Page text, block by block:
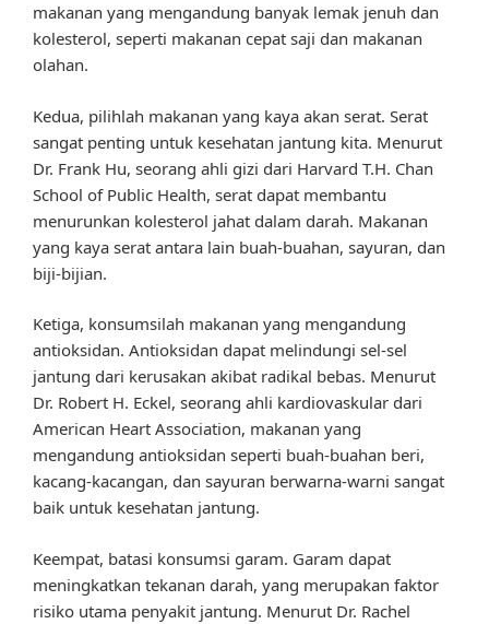
makanan yang mengandung banyak lemak jenuh dan
kolesterol, seperti makanan cepat saji dan makanan
olahan.
Kedua, pilihlah makanan yang kaya akan serat. Serat
sangat penting untuk kesehatan jantung kita. Menurut
Dr. Frank Hu, seorang ahli gizi dari Harvard T.H. Chan
School of Public Health, serat dapat membantu
menurunkan kolesterol jahat dalam darah. Makanan
yang kaya serat antara lain buah-buahan, sayuran, dan
biji-bijian.
Ketiga, konsumsilah makanan yang mengandung
antioksidan. Antioksidan dapat melindungi sel-sel
jantung dari kerusakan akibat radikal bebas. Menurut
Dr. Robert H. Eckel, seorang ahli kardiovaskular dari
American Heart Association, makanan yang
mengandung antioksidan seperti buah-buahan beri,
kacang-kacangan, dan sayuran berwarna-warni sangat
baik untuk kesehatan jantung.
Keempat, batasi konsumsi garam. Garam dapat
meningkatkan tekanan darah, yang merupakan faktor
risiko utama penyakit jantung. Menurut Dr. Rachel